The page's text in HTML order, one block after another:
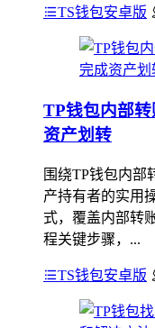
TS钱包安卓版
TP钱包内部
资产划转
围绕TP钱包内部
产持有者的实用
式，覆盖内部转
程关键步骤，...
TS钱包安卓版